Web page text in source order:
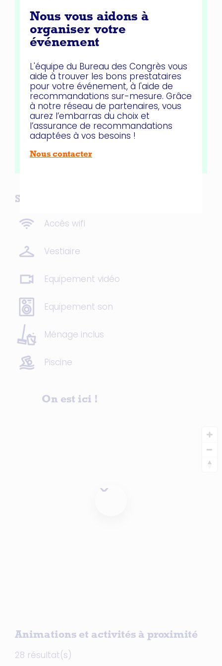
des déchets alimentaires. Nos
approvisionnements sont pensés dans
une logique de circuit court
les producteurs locaux et de saison,
notamment avec notre projet de
permaculture. Enfin, nous encourageons
une mobilité plus verte en mettant à
disposition de nos clients desvélos
électriques, ainsi que desbornes de
recharge pour véhicules électriques
offrant ainsi des alternatives durables
pour leurs déplacements.
Services et équipements
Accès wifi
Vestiaire
Equipement vidéo
Equipement son
Ménage inclus
Piscine
On est ici !
Animations et activités à proximité
28 résultat(s)
Nous vous aidons à
organiser votre
événement
L'équipe du Bureau des Congrès vous
aide à trouver les bons prestataires
pour votre événement, à l'aide de
recommandations sur-mesure. Grâce
à notre réseau de partenaires, vous
aurez l’embarras du choix et
l’assurance de recommandations
adaptées à vos besoins !
Nous contacter